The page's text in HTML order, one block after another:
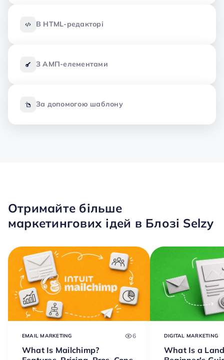
В HTML-редакторі
З АМП-елементами
За допомогою шаблону
Отримайте більше
маркетингових ідей в Блозі Selzy
EMAIL MARKETING 6
What Is Mailchimp?
DIGITAL MARKETING
What Is a